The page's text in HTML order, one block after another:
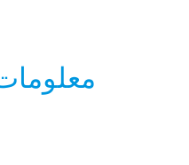
معلومات